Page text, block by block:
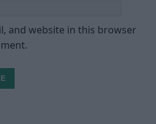
and website in this browser